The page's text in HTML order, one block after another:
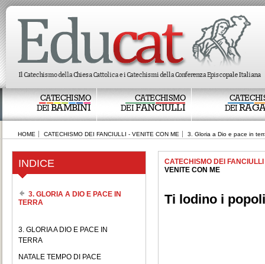
CATECHISMO
DEIBAMBINI
CATECHISMO
DEIFANCIULLI
DEI
HOME CATECHISMO DEI FANCIULLI - VENITE CON ME 3. Gloria a Dio e pace in
INDICE
3. GLORIA A DIO E PACE IN
TERRA
3. GLORIA A DIO E PACE IN
TERRA
NATALE TEMPO DI PACE
CATECHISMO DEI FANCIULLI
VENITE CON ME
Ti lodino i